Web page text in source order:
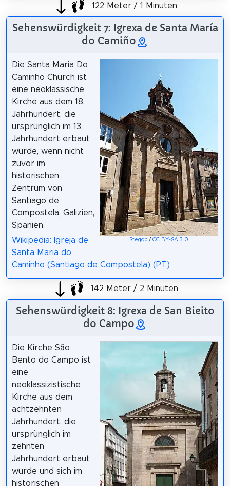
122 Meter / 1 Minuten
Sehenswürdigkeit 7: Igrexa de Santa María
do Camiño
Stegop /CC BY-SA 3.0
Die Santa Maria Do
Caminho Church ist
eine neoklassische
Kirche aus dem 18.
Jahrhundert, die
ursprünglich im 13.
Jahrhundert erbaut
wurde, wenn nicht
zuvor im
historischen
Zentrum von
Santiago de
Compostela, Galizien,
Spanien.
Wikipedia: Igreja de
Santa Maria do
Caminho (Santiago de Compostela) (PT)
142 Meter / 2 Minuten
Sehenswürdigkeit 8: Igrexa de San Bieito
do Campo
Die Kirche São
Bento do Campo ist
eine
neoklassizistische
Kirche aus dem
achtzehnten
Jahrhundert, die
ursprünglich im
zehnten
Jahrhundert erbaut
wurde und sich im
historischen